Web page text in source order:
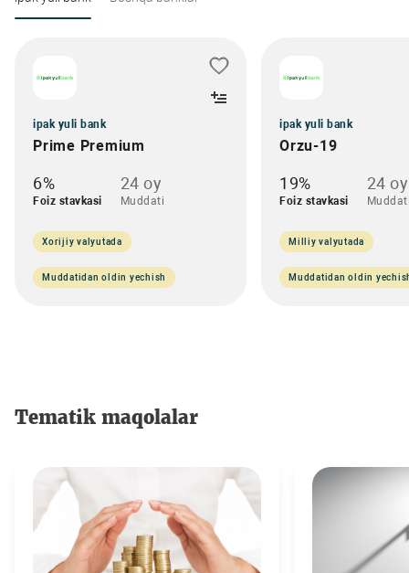
ipak yuli bank
Prime Premium
6%
Foiz stavkasi
24 oy
Muddati
Xorijiy valyutada
Muddatidan oldin yechish
ipak yuli bank
Orzu-19
19%
Foiz stavkasi
24 oy
Milliy valyutada
Muddatidan oldin
Tematik maqolalar